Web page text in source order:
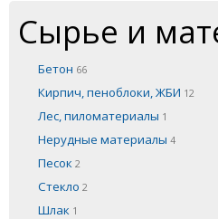
Сырье и
Бетон 66
Кирпич, пеноблоки, ЖБИ 12
Лес, пиломатериалы 1
Нерудные материалы 4
Песок 2
Стекло 2
Шлак 1